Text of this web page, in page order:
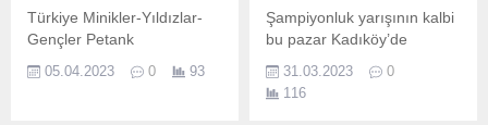
Türkiye Minikler-Yıldızlar-
Gençler Petank
başladı.
05.04.2023 0 93
Şampiyonluk yarışının kalbi
bu pazar Kadıköy’de
31.03.2023
0
116